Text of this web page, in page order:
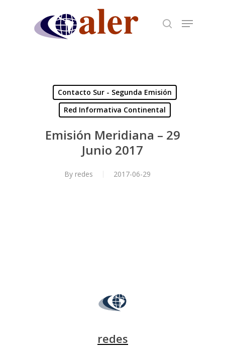
Contacto Sur - Segunda Emisión
Red Informativa Continental
Emisión Meridiana – 29
Junio 2017
By redes 2017-06-29
redes